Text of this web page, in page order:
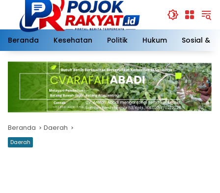
Langsung
konten
Beranda
Kesehatan Politik Hukum Sosial &
Beranda Daerah
Daerah